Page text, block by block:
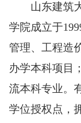
山东建筑大
学院成立于
管理、工程造
办学本科项目
流本科专业。
学位授权点，